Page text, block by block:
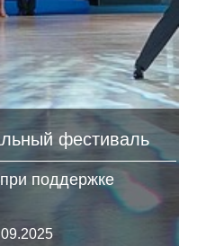
фестиваль
поддержке